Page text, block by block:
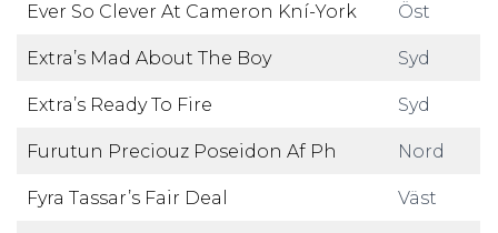
Ever So Clever At Cameron Kní-York Öst
Extra’s Mad About The Boy Syd
Extra’s Ready To Fire Syd
Furutun Preciouz Poseidon Af Ph Nord
Fyra Tassar’s Fair Deal Väst